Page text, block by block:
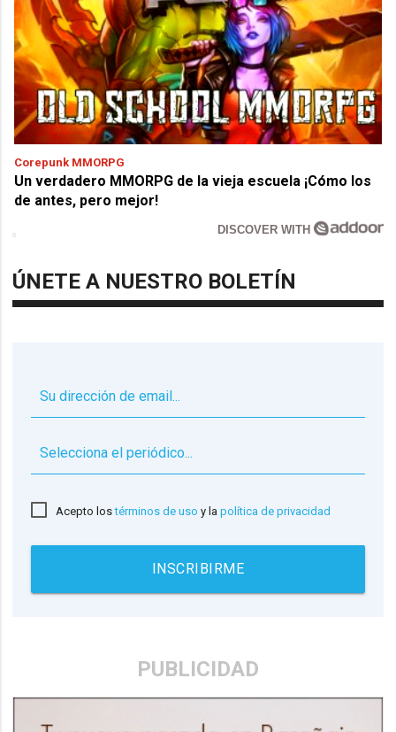
Corepunk MMORPG
Un verdadero MMORPG de la vieja escuela ¡Cómo los
de antes, pero mejor!
DISCOVER WITH
ÚNETE A NUESTRO BOLETÍN
Acepto lostérminos de uso y lapolítica de privacidad
INSCRIBIRME
PUBLICIDAD